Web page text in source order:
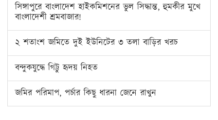
সিঙ্গাপুরে বাংলাদেশ হাইকমিশনের ভুল সিদ্ধান্ত, হুমকীর মুখে
বাংলাদেশী শ্রমবাজার!
২ শতাংশ জমিতে দুই ইউনিটের ৩ তলা বাড়ির খরচ
বন্দুকযুদ্ধে গিট্টু হৃদয় নিহত
জমির পরিমাপ, পর্চার কিছু ধারনা জেনে রাখুন